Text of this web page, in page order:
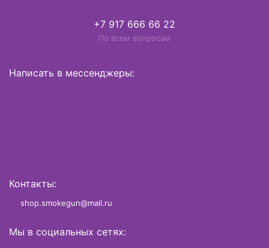
+7 917 666 66 22
По всем вопросам
Написать в мессенджеры:
Контакты:
shop.smokegun@mail.ru
Мы в социальных сетях: